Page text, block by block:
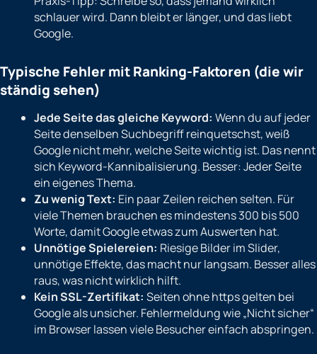
schlauer wird. Dann bleibt er länger, und das liebt
Google.
Typische Fehler mit Ranking-Faktoren (die wir
ständig sehen)
Jede Seite das gleiche Keyword: Wenn du auf jeder
Seite denselben Suchbegriff reinquetschst, weiß
Google nicht mehr, welche Seite wichtig ist. Das nennt
sich Keyword-Kannibalisierung. Besser: Jeder Seite
ein eigenes Thema.
Zu wenig Text: Ein paar Zeilen reichen selten. Für
viele Themen brauchen es mindestens 300 bis 500
Worte, damit Google etwas zum Auswerten hat.
Unnötige Spielereien: Riesige Bilder im Slider,
unnötige Effekte, das macht nur langsam. Besser alles
raus, was nicht wirklich hilft.
Kein SSL-Zertifikat: Seiten ohne https gelten bei
Google als unsicher. Fehlermeldung wie „Nicht sicher“
im Browser lassen viele Besucher einfach abspringen.